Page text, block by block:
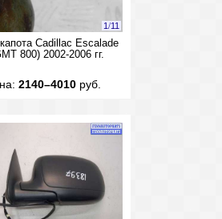
1/11
капота Cadillac Escalade
800) 2002-2006 гг.
2140–4010руб.